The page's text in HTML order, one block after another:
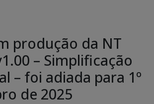
produção da NT
– Simplificação
– foi adiada para 1º
de 2025